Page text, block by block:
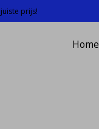
prijs!
Home